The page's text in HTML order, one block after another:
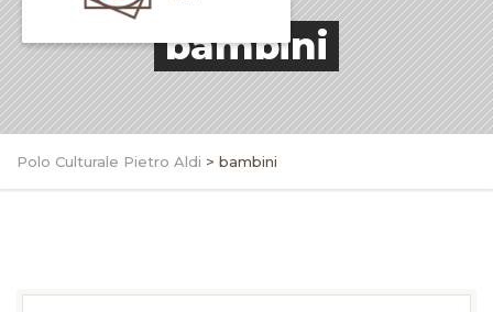
bambini
Polo Culturale Pietro Aldi > bambini